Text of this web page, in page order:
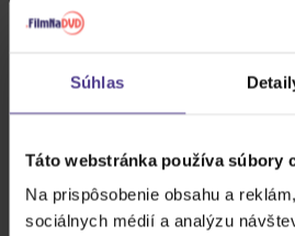
Súhlas
Táto webstránka používa súbory
Na prispôsobenie obsahu a
sociálnych médií a analýzu
ZOBRAZIŤ
Bílá Lucie: